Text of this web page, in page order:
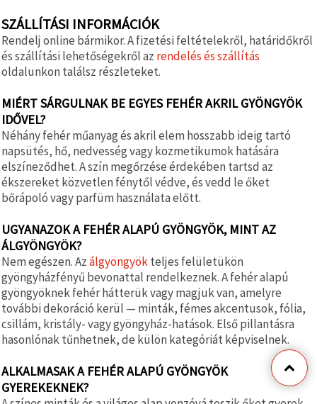
SZÁLLÍTÁSI INFORMÁCIÓK
Rendelj online bármikor. A fizetési feltételekről, határidőkről
és szállítási lehetőségekről az rendelés és szállítás
oldalunkon találsz részleteket.
MIÉRT SÁRGULNAK BE EGYES FEHÉR AKRIL GYÖNGYÖK
IDŐVEL?
Néhány fehér műanyag és akril elem hosszabb ideig tartó
napsütés, hő, nedvesség vagy kozmetikumok hatására
elszíneződhet. A szín megőrzése érdekében tartsd az
ékszereket közvetlen fénytől védve, és vedd le őket
bőrápoló vagy parfüm használata előtt.
UGYANAZOK A FEHÉR ALAPÚ GYÖNGYÖK, MINT AZ
ÁLGYÖNGYÖK?
Nem egészen. Azálgyöngyökteljes felületükön
gyöngyházfényű bevonattal rendelkeznek. A fehér alapú
gyöngyöknek fehér hátterük vagy magjuk van, amelyre
további dekoráció kerül — minták, fémes akcentusok, fólia,
csillám, kristály- vagy gyöngyház-hatások. Első pillantásra
hasonlónak tűnhetnek, de külön kategóriát képviselnek.
ALKALMASAK A FEHÉR ALAPÚ GYÖNGYÖK
GYEREKEKNEK?